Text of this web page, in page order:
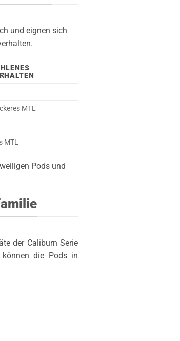
und eignen sich
MTL
MTL
Pods und
der Caliburn Serie
die Pods in